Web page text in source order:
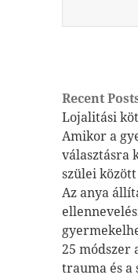
Recent
Lojalitási
Amikor a
választásra
szülei között
Az anya
25 módszer
trauma és a